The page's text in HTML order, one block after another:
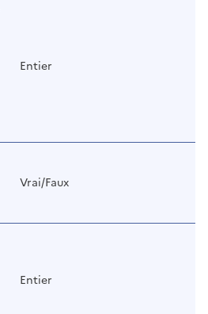
Entier
Vrai/Faux
Entier